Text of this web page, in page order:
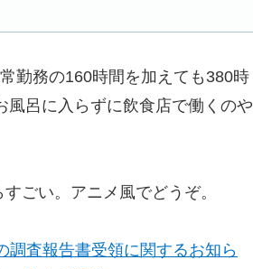
勤務の160時間を加えても380時
風呂に入らずに飲食店で働くのや
ごい。アニメ風でどうぞ。
調査報告書受領に関するお知ら